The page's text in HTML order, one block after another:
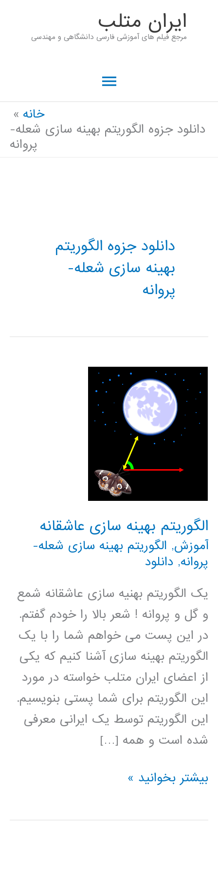
ايران متلب
مرجع فیلم های آموزشی فارسی دانشگاهی و مهندسی
فهرست
خانه
دانلود جزوه الگوریتم بهینه سازی شعله-
پروانه
دانلود جزوه الگوریتم
بهینه سازی شعله-
پروانه
الگوریتم بهینه سازی عاشقانه
آموزش, الگوریتم بهینه سازی شعله-
پروانه, دانلود
یک الگوریتم بهنیه سازی عاشقانه شمع
و گل و پروانه ! شعر بالا را خودم گفتم.
در این پست می خواهم شما را با یک
الگوریتم بهینه سازی آشنا کنیم که یکی
از اعضای ایران متلب خواسته در مورد
این الگوریتم برای شما پستی بنویسیم.
این الگوریتم توسط یک ایرانی معرفی
شده است و همه […]
الگوریتم
سازی
بیشتر بخوانید »